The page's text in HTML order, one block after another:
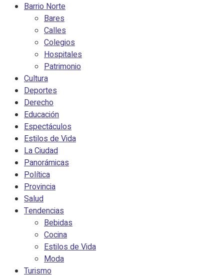
Barrio Norte
Bares
Calles
Colegios
Hospitales
Patrimonio
Cultura
Deportes
Derecho
Educación
Espectáculos
Estilos de Vida
La Ciudad
Panorámicas
Política
Provincia
Salud
Tendencias
Bebidas
Cocina
Estilos de Vida
Moda
Turismo